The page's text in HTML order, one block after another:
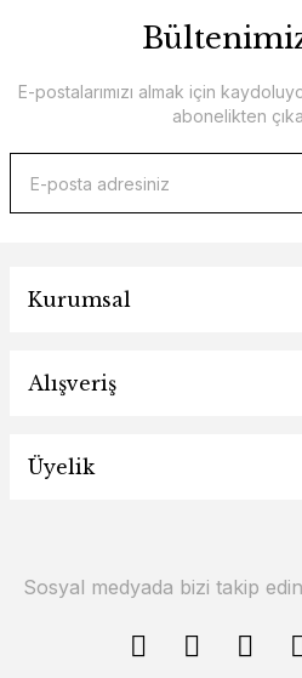
E-postalarımızı almak için
abonelikten
Kurumsal
Alışveriş
Üyelik
Sosyal medyada bizi takip